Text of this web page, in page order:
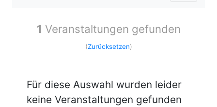
1 Veranstaltungen gefunden
(Zurücksetzen)
Für diese Auswahl wurden leider
keine Veranstaltungen gefunden